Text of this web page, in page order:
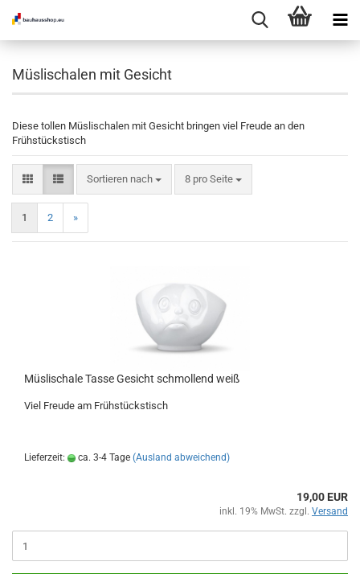
Müslischalen mit Gesicht
Diese tollen Müslischalen mit Gesicht bringen viel Freude an den
Frühstückstisch
Sortieren nach
Sortieren nach 8 pro Seite
pro Seite
1 2 »
Müslischale Tasse Gesicht schmollend weiß
Viel Freude am Frühstückstisch
Lieferzeit: ca. 3-4 Tage (Ausland abweichend)
19,00 EUR
inkl. 19% MwSt. zzgl. Versand